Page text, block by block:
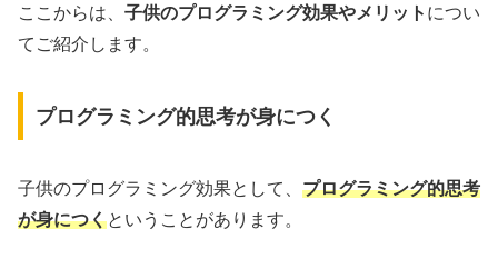
ここからは、 子供のプログラミング効果やメリット につい
てご紹介します。
プログラミング的思考が身につく
子供のプログラミング効果として、 プログラミング的思考
が身につくということがあります。